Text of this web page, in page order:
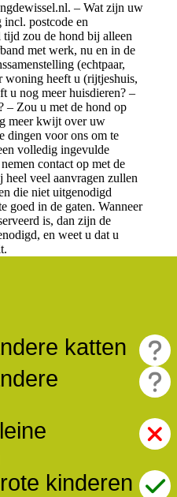
. – Wat zijn uw
incl. postcode en
zou de hond bij alleen
met werk, nu en in de
(echtpaar,
woning heeft u (rijtjeshuis,
u nog meer huisdieren? –
– Zou u met de hond op
meer kwijt over uw
dingen voor ons om te
volledig ingevulde
contact op met de
heel veel aanvragen zullen
die niet uitgenodigd
goed in de gaten. Wanneer
is, dan zijn de
en weet u dat u
katten
kinderen